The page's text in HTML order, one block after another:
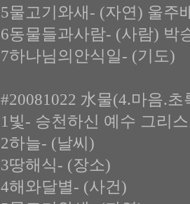
5물고기와새- (자연) 울주
6동물들과사람- (사람) 박
7하나님의안식일- (기도)
#20081022 水물(4.마음.초
1빛- 승천하신 예수 그리
2하늘- (날씨)
3땅해식- (장소)
4해와달별- (사건)